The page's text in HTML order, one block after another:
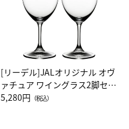
[リーデル]JALオリジナル オヴ
ァチュア ワイングラス2脚セッ
ト（レッドワイン）
5,280円 （税込）